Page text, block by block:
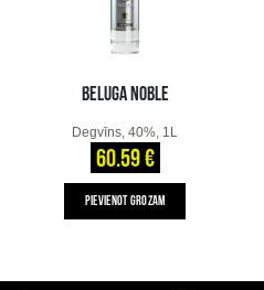
BELUGA NOBLE
Degvīns, 40%, 1L
60.59 €
PIEVIENOT GROZAM